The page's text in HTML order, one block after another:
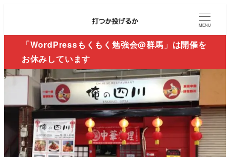
MENU
「WordPressもくもく勉強会@群馬」は開催を
お休みしています